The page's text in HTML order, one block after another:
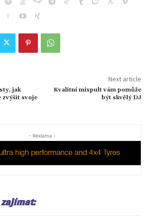
jak
zvýšit svoje
Next article
Kvalitní mixpult vám pomůže
být skvělý DJ
- Reklama -